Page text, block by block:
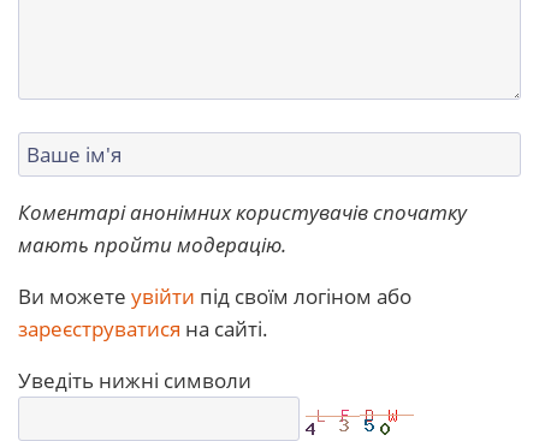
Коментарі анонімних користувачів спочатку
мають пройти модерацію.
Ви можете увійти під своїм логіном або
зареєструватися на сайті.
Уведіть нижні символи